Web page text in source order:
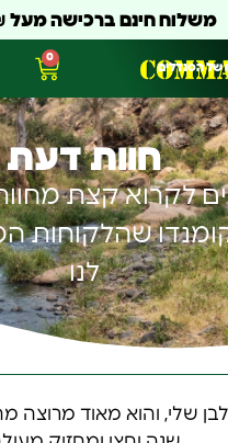
משלוח חינם ברכישה מעל 280₪
של הסנדלים
0
חוות דעת
לקרוא קצת
שהלקוחות
לנו
לבן שלי, והוא מאוד מרוצה